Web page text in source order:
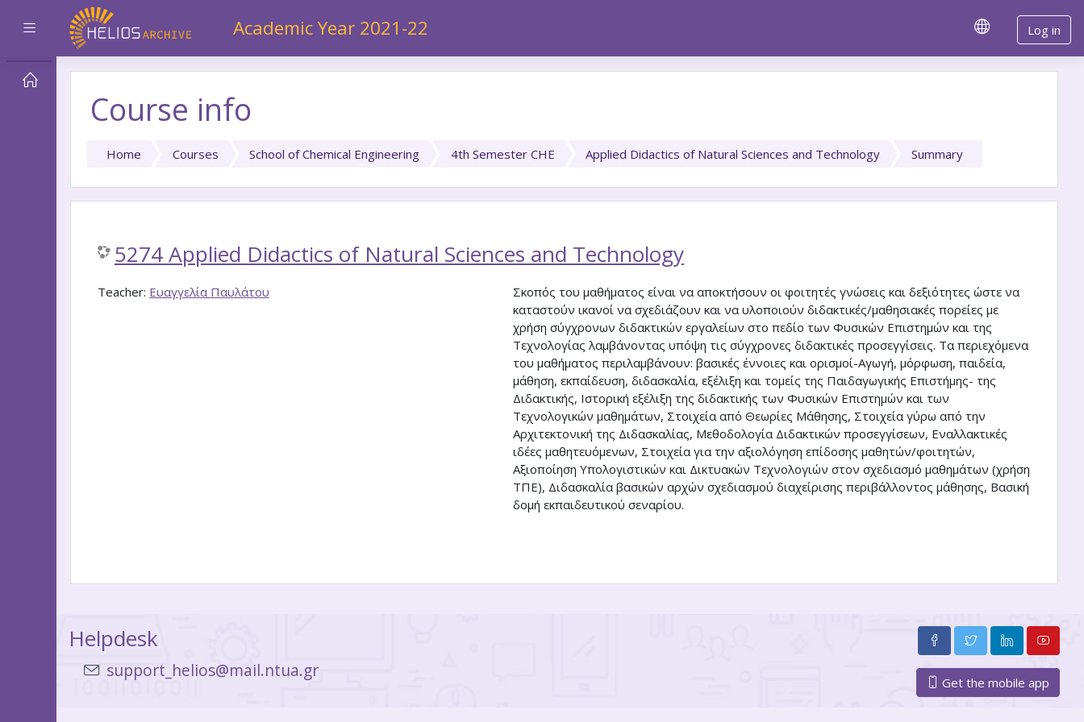
Side panel Academic Year 2021-22 Log in
Skip to main content
Course info
Home Courses School of Chemical Engineering 4th Semester CHE Applied Didactics of Natural Sciences and Technology Summary
5274 Applied Didactics of Natural Sciences and Technology
Σκοπός του μαθήματος είναι να αποκτήσουν οι φοιτητές γνώσεις και δεξιότητες ώστε να
καταστούν ικανοί να σχεδιάζουν και να υλοποιούν διδακτικές/μαθησιακές πορείες με
χρήση σύγχρονων διδακτικών εργαλείων στο πεδίο των Φυσικών Επιστημών και της
Τεχνολογίας λαμβάνοντας υπόψη τις σύγχρονες διδακτικές προσεγγίσεις. Τα περιεχόμενα
του μαθήματος περιλαμβάνουν: βασικές έννοιες και ορισμοί-Αγωγή, μόρφωση, παιδεία,
μάθηση, εκπαίδευση, διδασκαλία, εξέλιξη και τομείς της Παιδαγωγικής Επιστήμης- της
Διδακτικής, Ιστορική εξέλιξη της διδακτικής των Φυσικών Επιστημών και των
Τεχνολογικών μαθημάτων, Στοιχεία από Θεωρίες Μάθησης, Στοιχεία γύρω από την
Αρχιτεκτονική της Διδασκαλίας, Μεθοδολογία Διδακτικών προσεγγίσεων, Εναλλακτικές
ιδέες μαθητευόμενων, Στοιχεία για την αξιολόγηση επίδοσης μαθητών/φοιτητών,
Αξιοποίηση Υπολογιστικών και Δικτυακών Τεχνολογιών στον σχεδιασμό μαθημάτων (χρήση
ΤΠΕ), Διδασκαλία βασικών αρχών σχεδιασμού διαχείρισης περιβάλλοντος μάθησης, Βασική
δομή εκπαιδευτικού σεναρίου.
Teacher: Ευαγγελία Παυλάτου
Helpdesk
support_helios@mail.ntua.gr
Get the mobile app